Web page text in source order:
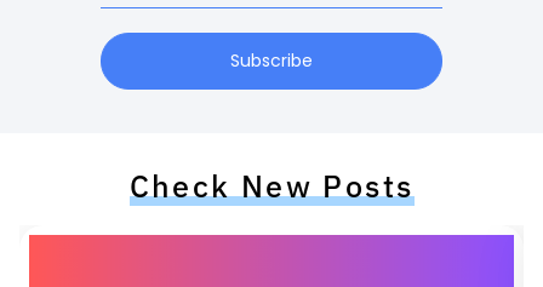
Subscribe
Check New Posts